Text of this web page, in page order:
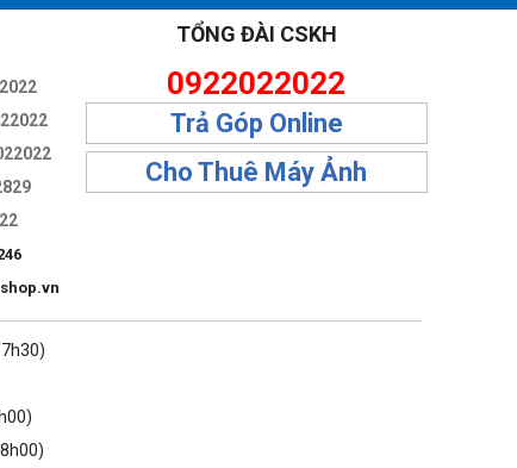
mức thấp nhất.
TỔNG ĐÀI CSKH
0922022022
Trả Góp Online
Cho Thuê Máy Ảnh